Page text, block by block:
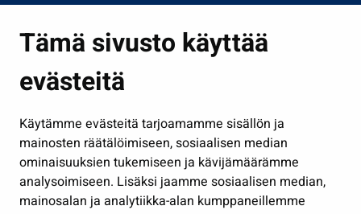
Tämä sivusto käyttää
evästeitä
Käytämme evästeitä tarjoamamme sisällön ja
mainosten räätälöimiseen, sosiaalisen median
ominaisuuksien tukemiseen ja kävijämäärämme
analysoimiseen. Lisäksi jaamme sosiaalisen median,
mainosalan ja analytiikka-alan kumppaneillemme
Kasvatus ja opetus
Kulttuuri ja liikunta
Työ ja yrittäminen
Osallistu ja asioi
Näytä omat evästeasetukseni